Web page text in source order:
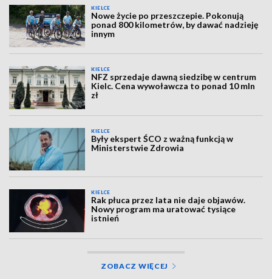
KIELCE
Nowe życie po przeszczepie. Pokonują
ponad 800 kilometrów, by dawać nadzieję
innym
KIELCE
NFZ sprzedaje dawną siedzibę w centrum
Kielc. Cena wywoławcza to ponad 10 mln
zł
KIELCE
Były ekspert ŚCO z ważną funkcją w
Ministerstwie Zdrowia
KIELCE
Rak płuca przez lata nie daje objawów.
Nowy program ma uratować tysiące
istnień
ZOBACZ WIĘCEJ